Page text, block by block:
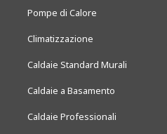
Pompe di Calore
Climatizzazione
Caldaie Standard Murali
Caldaie a Basamento
Caldaie Professionali